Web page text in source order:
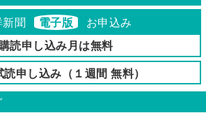
新聞 電子版
お申込み
読申し込み月は無料
読申し込み（１週間 無料）